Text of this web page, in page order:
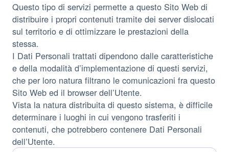
Questo tipo di servizi permette a questo Sito Web di
distribuire i propri contenuti tramite dei server dislocati
sul territorio e di ottimizzare le prestazioni della
stessa.
I Dati Personali trattati dipendono dalle caratteristiche
e della modalità d’implementazione di questi servizi,
che per loro natura filtrano le comunicazioni fra questo
Sito Web ed il browser dell’Utente.
Vista la natura distribuita di questo sistema, è difficile
determinare i luoghi in cui vengono trasferiti i
contenuti, che potrebbero contenere Dati Personali
dell’Utente.